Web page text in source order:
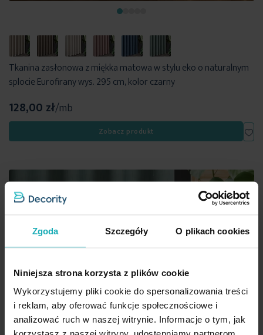
Zgoda Szczegóły O plikach cookies
Niniejsza strona korzysta z plików cookie
Wykorzystujemy pliki cookie do spersonalizowania treści
i reklam, aby oferować funkcje społecznościowe i
analizować ruch w naszej witrynie. Informacje o tym, jak
Tkanina zasłonowa z miękka matowa w stylu eko o naturalnym
splocie Eurofirany wys. 295 cm, kolor czarny
128,00 zł/mb
Zobacz produkt